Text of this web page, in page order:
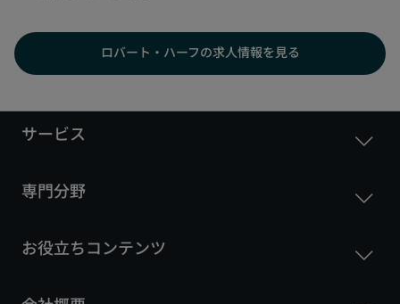
ロバート・ハーフの求人情報を見る